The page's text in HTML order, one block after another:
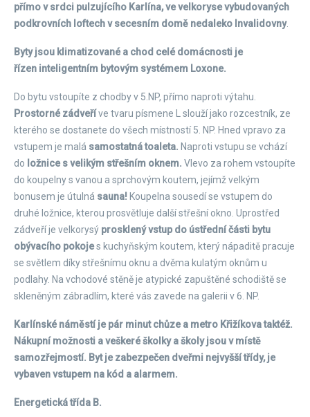
přímo v srdci pulzujícího Karlína, ve velkoryse vybudovaných
podkrovních loftech v secesním domě nedaleko Invalidovny.
Byty jsou klimatizované a chod celé domácnosti je
řízen inteligentním bytovým systémem Loxone.
Do bytu vstoupíte z chodby v 5.NP, přímo naproti výtahu.
Prostorné zádveříve tvaru písmene L slouží jako rozcestník, ze
kterého se dostanete do všech místností 5. NP. Hned vpravo za
vstupem je malá samostatná toaleta. Naproti vstupu se vchází
do ložnice s velikým střešním oknem. Vlevo za rohem vstoupíte
do koupelny s vanou a sprchovým koutem, jejímž velkým
bonusem je útulná sauna! Koupelna sousedí se vstupem do
druhé ložnice, kterou prosvětluje další střešní okno. Uprostřed
zádveří je velkorysý prosklený vstup do ústřední části bytu
obývacího pokojes kuchyňským koutem, který nápaditě pracuje
se světlem díky střešnímu oknu a dvěma kulatým oknům u
podlahy. Na vchodové stěně je atypické zapuštěné schodiště se
skleněným zábradlím, které vás zavede na galerii v 6. NP.
Karlínské náměstí je pár minut chůze a metro Křižíkova taktéž.
Nákupní možnosti a veškeré školky a školy jsou v místě
samozřejmostí. Byt je zabezpečen dveřmi nejvyšší třídy, je
vybaven vstupem na kód a alarmem.
Energetická třída B.